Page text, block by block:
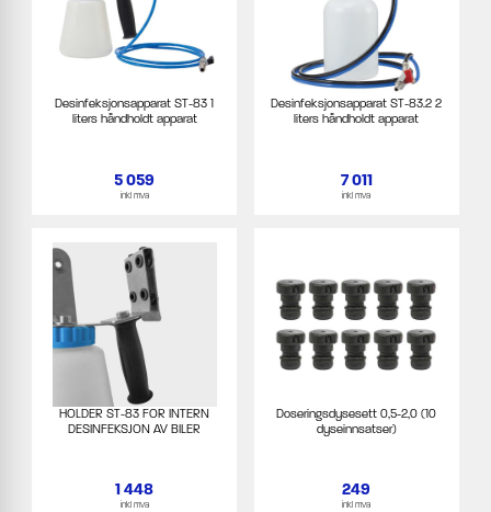
Desinfeksjonsapparat ST-83 1
liters håndholdt apparat
5 059
inkl mva
Desinfeksjonsapparat ST-83.2 2
liters håndholdt apparat
7 011
inkl mva
HOLDER ST-83 FOR INTERN
DESINFEKSJON AV BILER
1 448
inkl mva
Doseringsdysesett 0,5-2,0 (10
dyseinnsatser)
249
inkl mva